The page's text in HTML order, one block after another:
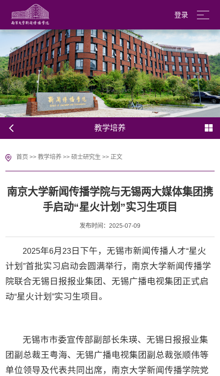
登录
English
教学培养
首页 >>教学培养 >>硕士研究生 >> 正文
南京大学新闻传播学院与无锡两大媒体集团携
手启动“星火计划”实习生项目
发布时间：2025-07-09
2025年6月 23日下午，无锡市新闻传播人才“星火
计划”首批实习启动会圆满举行，南京大学新闻传播学
院联合无锡日报报业集团、无锡广播电视集团正式启
动“星火计划”实习生项目。
无锡市市委宣传部副部长朱瑛、无锡日报报业集
团副总裁王粤海、无锡广播电视集团副总裁张顺伟等
单位领导及代表共同出席，南京大学新闻传播学院党